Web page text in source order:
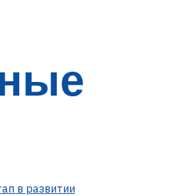
в развитии